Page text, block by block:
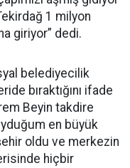
1 milyon
giriyor” dedi.
belediyecilik
bıraktığını ifade
Beyin takdire
en büyük
oldu ve merkezin
hiçbir